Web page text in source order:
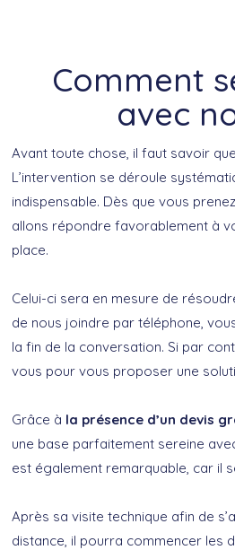
Comment
avec
Avant toute chose, il faut savoir que
L’intervention se déroule
indispensable. Dès que vous
allons répondre favorablement à
place.
Celui-ci sera en mesure de
de nous joindre par téléphone,
la fin de la conversation. Si par
vous pour vous proposer une
Grâce à la présence d’un devis
une base parfaitement sereine
est également remarquable, car il
Après sa visite technique afin de
distance, il pourra commencer les